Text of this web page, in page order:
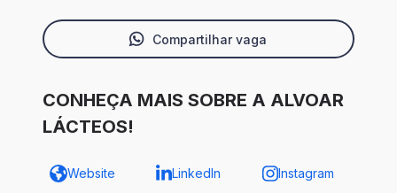
Compartilhar vaga
CONHEÇA MAIS SOBRE A ALVOAR
LÁCTEOS!
Website LinkedIn Instagram